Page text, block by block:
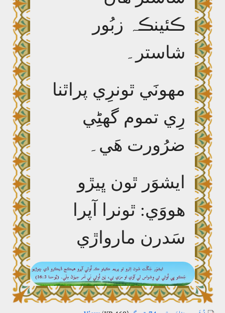
ڪئينڪہ زبُور
شاستر۔
مھونَي ٿونرِي پراٿنا
رِي تموم گھڻِي
ضرُورت ھَي۔
ايشوَر ٿون ڀيڙو
ھووَي: ٿونرا آپرا
سَدرن مارواڙي